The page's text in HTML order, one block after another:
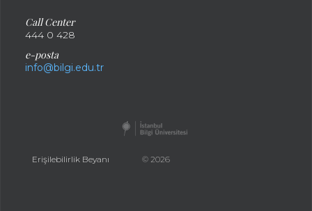
Call Center
444 0 428
e-posta
info@bilgi.edu.tr
Erişilebilirlik Beyanı © 2026